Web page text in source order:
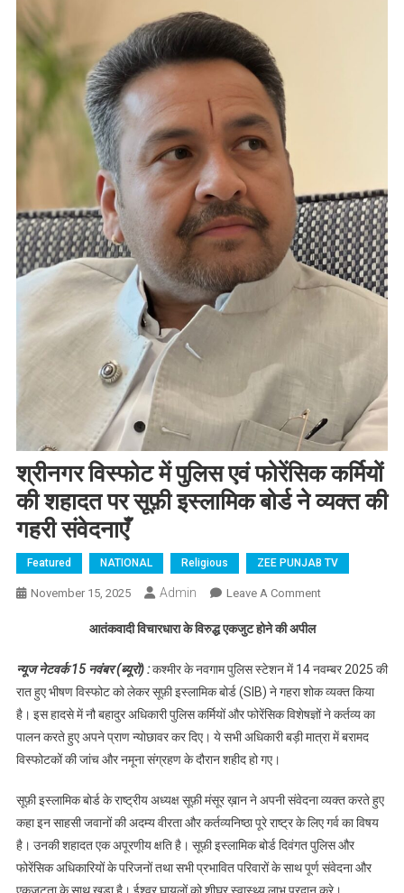
श्रीनगर विस्फोट में पुलिस एवं फोरेंसिक कर्मियों
की शहादत पर सूफ़ी इस्लामिक बोर्ड ने व्यक्त की
गहरी संवेदनाएँ
Featured NATIONAL Religious ZEE PUNJAB TV
November 15, 2025 Admin Leave A CommentOn श्रीनगर
की शहादत पर
सूफ़ी इस्लामिक
बोर्ड ने व्यक्त की
गहरी संवेदनाएँ
आतंकवादी विचारधारा के विरुद्ध एकजुट होने की अपील
न्यूज नेटवर्क 15 नवंबर (ब्यूरो) :कश्मीर के नवगाम पुलिस स्टेशन में 14 नवम्बर 2025 की
रात हुए भीषण विस्फोट को लेकर सूफ़ी इस्लामिक बोर्ड (SIB) ने गहरा शोक व्यक्त किया
है। इस हादसे में नौ बहादुर अधिकारी पुलिस कर्मियों और फोरेंसिक विशेषज्ञों ने कर्तव्य का
पालन करते हुए अपने प्राण न्योछावर कर दिए। ये सभी अधिकारी बड़ी मात्रा में बरामद
विस्फोटकों की जांच और नमूना संग्रहण के दौरान शहीद हो गए।
सूफ़ी इस्लामिक बोर्ड के राष्ट्रीय अध्यक्ष सूफ़ी मंसूर ख़ान ने अपनी संवेदना व्यक्त करते हुए
कहा इन साहसी जवानों की अदम्य वीरता और कर्तव्यनिष्ठा पूरे राष्ट्र के लिए गर्व का विषय
है। उनकी शहादत एक अपूरणीय क्षति है। सूफ़ी इस्लामिक बोर्ड दिवंगत पुलिस और
फोरेंसिक अधिकारियों के परिजनों तथा सभी प्रभावित परिवारों के साथ पूर्ण संवेदना और